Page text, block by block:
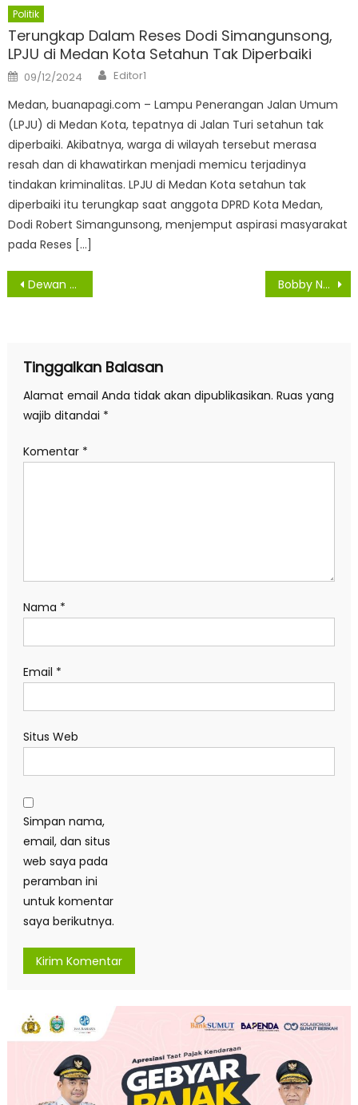
Politik
Terungkap Dalam Reses Dodi Simangunsong,
LPJU di Medan Kota Setahun Tak Diperbaiki
Posted
on
09/12/2024 Author
Editor1
Medan, buanapagi.com – Lampu Penerangan Jalan Umum
(LPJU) di Medan Kota, tepatnya di Jalan Turi setahun tak
diperbaiki. Akibatnya, warga di wilayah tersebut merasa
resah dan di khawatirkan menjadi memicu terjadinya
tindakan kriminalitas. LPJU di Medan Kota setahun tak
diperbaiki itu terungkap saat anggota DPRD Kota Medan,
Dodi Robert Simangunsong, menjemput aspirasi masyarakat
pada Reses […]
Navigasi
Dewan Nilai Adanya PBN Sangat Baik untuk Cegah Tawuran Bobby Nasution Minta Pimpinan Perangkat Daerah Dukung BPK Lakukan Pemeriksaan Interim
Tinggalkan Balasan
Alamat email Anda tidak akan dipublikasikan. Ruas yang
wajib ditandai *
Komentar *
Nama *
Email *
Situs Web
Simpan nama,
email, dan situs
web saya pada
peramban ini
untuk komentar
saya berikutnya.